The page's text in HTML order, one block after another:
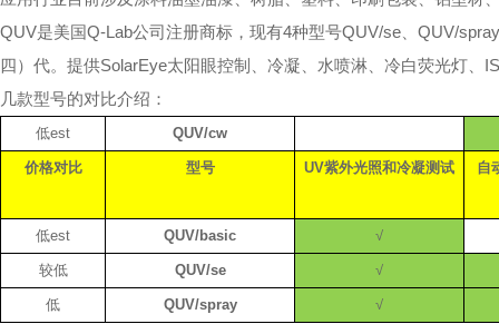
QUV是美国Q-Lab公司注册商标，现有4种型号QUV/se
QUV/spray
四）代。提供SolarEye太阳眼控制、冷凝、水喷淋、冷白荧光灯、
几款型号的对比介绍：
低est QUV/cw
价格对比 型号 UV紫外光照和冷凝测试 自
低est QUV/basic √
较低 QUV/se √
低 QUV/spray √